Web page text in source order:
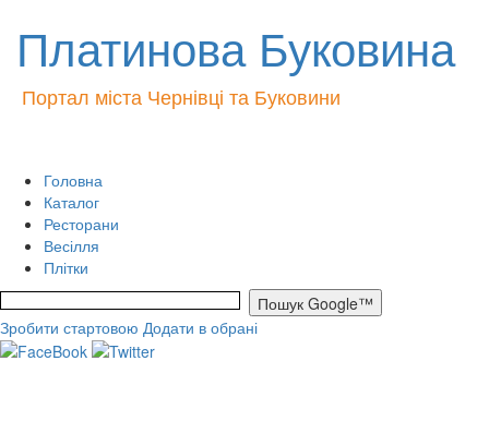
Платинова Буковина
Портал міста Чернівці та Буковини
Головна
Каталог
Ресторани
Весілля
Плітки
Зробити стартовою Додати в обрані